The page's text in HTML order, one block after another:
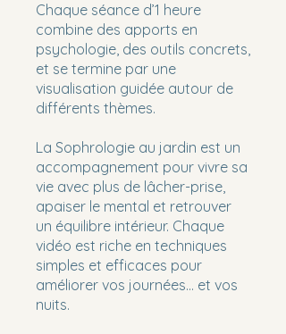
Chaque séance d’1 heure
combine des apports en
psychologie, des outils concrets,
et se termine par une
visualisation guidée autour de
différents thèmes.
La Sophrologie au jardin est un
accompagnement pour vivre sa
vie avec plus de lâcher-prise,
apaiser le mental et retrouver
un équilibre intérieur. Chaque
vidéo est riche en techniques
simples et efficaces pour
améliorer vos journées… et vos
nuits.